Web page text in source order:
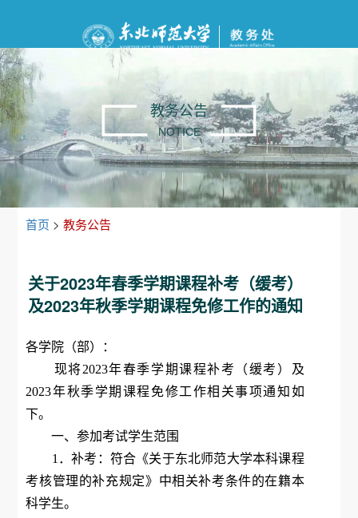
教务公告
NOTICE
首页 > 教务公告
关于2023年春季学期课程补考（缓考）
及2023年秋季学期课程免修工作的通知
各学院（部）：
现将2023年春季学期课程补考（缓考）及
2023年秋季学期课程免修工作相关事项通知如
下。
一、参加考试学生范围
1．补考：符合《关于东北师范大学本科课程
考核管理的补充规定》中相关补考条件的在籍本
科学生。